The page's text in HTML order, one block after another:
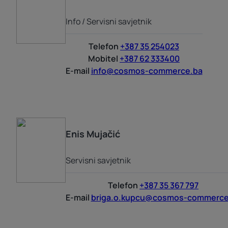
Info / Servisni savjetnik
Telefon +387 35 254023
Mobitel +387 62 333400
E-mail info@cosmos-commerce.ba
Enis Mujačić
Servisni savjetnik
Telefon +387 35 367 797
E-mail briga.o.kupcu@cosmos-